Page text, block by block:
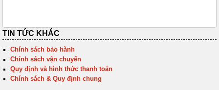
TIN TỨC KHÁC
Chính sách bảo hành
Chính sách vận chuyển
Quy định và hình thức thanh toán
Chính sách & Quy định chung